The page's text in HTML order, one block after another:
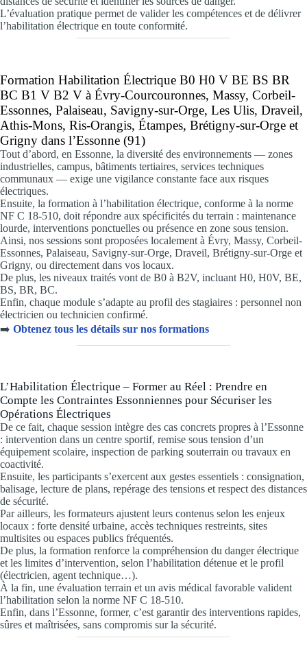
L’évaluation pratique permet de valider les compétences et de délivrer
l’habilitation électrique en toute conformité.
Formation Habilitation Électrique B0 H0 V BE BS BR
BC B1 V B2 V à Évry-Courcouronnes, Massy, Corbeil-
Essonnes, Palaiseau, Savigny-sur-Orge, Les Ulis, Draveil,
Athis-Mons, Ris-Orangis, Étampes, Brétigny-sur-Orge et
Grigny dans l’Essonne (91)
Tout d’abord, en Essonne, la diversité des environnements — zones
industrielles, campus, bâtiments tertiaires, services techniques
communaux — exige une vigilance constante face aux risques
électriques.
Ensuite, la formation à l’habilitation électrique, conforme à la norme
NF C 18-510, doit répondre aux spécificités du terrain : maintenance
lourde, interventions ponctuelles ou présence en zone sous tension.
Ainsi, nos sessions sont proposées localement à Évry, Massy, Corbeil-
Essonnes, Palaiseau, Savigny-sur-Orge, Draveil, Brétigny-sur-Orge et
Grigny, ou directement dans vos locaux.
De plus, les niveaux traités vont de B0 à B2V, incluant H0, H0V, BE,
BS, BR, BC.
Enfin, chaque module s’adapte au profil des stagiaires : personnel non
électricien ou technicien confirmé.
➡️ Obtenez tous les détails sur nos formations
L’Habilitation Électrique – Former au Réel : Prendre en
Compte les Contraintes Essonniennes pour Sécuriser les
Opérations Électriques
De ce fait, chaque session intègre des cas concrets propres à l’Essonne
: intervention dans un centre sportif, remise sous tension d’un
équipement scolaire, inspection de parking souterrain ou travaux en
coactivité.
Ensuite, les participants s’exercent aux gestes essentiels : consignation,
balisage, lecture de plans, repérage des tensions et respect des distances
de sécurité.
Par ailleurs, les formateurs ajustent leurs contenus selon les enjeux
locaux : forte densité urbaine, accès techniques restreints, sites
multisites ou espaces publics fréquentés.
De plus, la formation renforce la compréhension du danger électrique
et les limites d’intervention, selon l’habilitation détenue et le profil
(électricien, agent technique…).
À la fin, une évaluation terrain et un avis médical favorable valident
l’habilitation selon la norme NF C 18-510.
Enfin, dans l’Essonne, former, c’est garantir des interventions rapides,
sûres et maîtrisées, sans compromis sur la sécurité.